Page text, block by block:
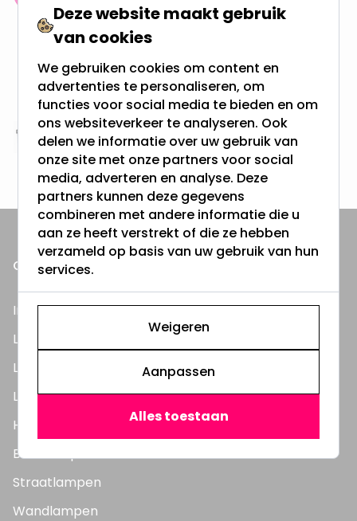
meer dan 100.000 klanten gingen u voor
Gratis verzending + snel geleverd
Vanaf EUR100,- naar NL & BE
& 100 dagen recht op retour
Altijd uit eigen voorraad
3000m2 - 60.000+ Producten
ONZE PRODUCTEN
Inbouwspots
LED Lampen
LED TL Buizen
LED Panelen
Highbay's / Ufo's
Bouwlampen
Straatlampen
Wandlampen
Deze website maakt gebruik
van cookies
We gebruiken cookies om content en
advertenties te personaliseren, om
functies voor social media te bieden en om
ons websiteverkeer te analyseren. Ook
delen we informatie over uw gebruik van
onze site met onze partners voor social
media, adverteren en analyse. Deze
partners kunnen deze gegevens
combineren met andere informatie die u
aan ze heeft verstrekt of die ze hebben
verzameld op basis van uw gebruik van hun
services.
Weigeren
Aanpassen
Alles toestaan